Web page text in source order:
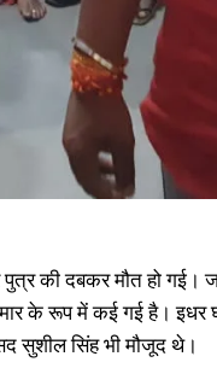
की दबकर मौत हो गई।
के रूप में कई गई है। इधर
सुशील सिंह भी मौजूद थे।